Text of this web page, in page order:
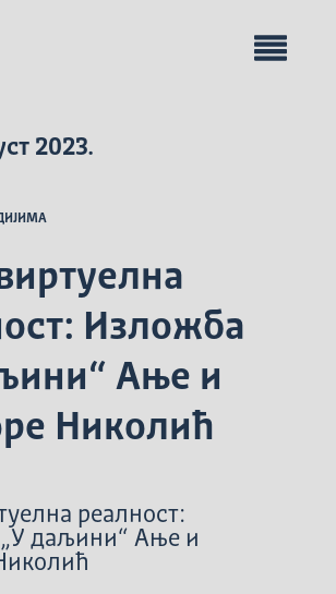
2023.
Изложба
Ање и
Николић
реалност:
даљини“ Ање и